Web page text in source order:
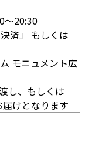
～20:30
済」 もしくは
モニュメント広
し、もしくは
けとなります